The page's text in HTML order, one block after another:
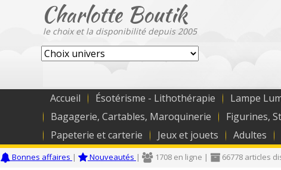
Charlotte Boutik
le choix et la disponibilité depuis 2005
Accueil Ésotérisme - Lithothérapie Lampe
Bagagerie, Cartables, Maroquinerie
Figurines,
Papeterie et carterie
Jeux et jouets Adultes
Bonnes affaires | Nouveautés | 1708 en ligne | 66778 articles